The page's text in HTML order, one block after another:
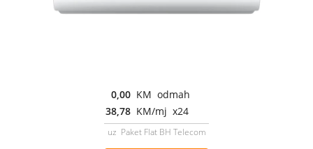
0,00 KM odmah
38,78 KM/mj x24
uz Paket Flat BH Telecom